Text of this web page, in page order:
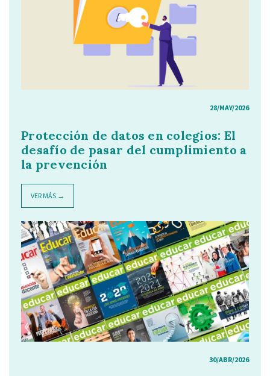
28/MAY/2026
Protección de datos en colegios: El
desafío de pasar del cumplimiento a
la prevención
VER MÁS →
30/ABR/2026